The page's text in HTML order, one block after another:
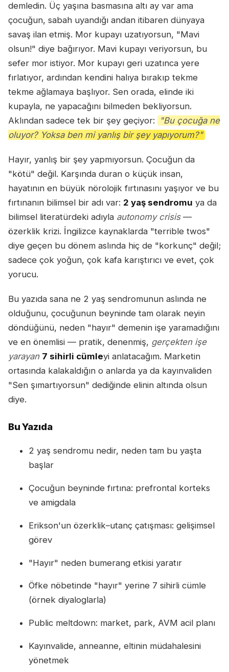
demledin. Üç yaşına basmasına altı ay var ama
çocuğun, sabah uyandığı andan itibaren dünyaya
savaş ilan etmiş. Mor kupayı uzatıyorsun, "Mavi
olsun!" diye bağırıyor. Mavi kupayı veriyorsun, bu
sefer mor istiyor. Mor kupayı geri uzatınca yere
fırlatıyor, ardından kendini halıya bırakıp tekme
tekme ağlamaya başlıyor. Sen orada, elinde iki
kupayla, ne yapacağını bilmeden bekliyorsun.
Aklından sadece tek bir şey geçiyor:
"Bu çocuğa ne
oluyor? Yoksa ben mi yanlış bir şey yapıyorum?"
Hayır, yanlış bir şey yapmıyorsun. Çocuğun da
"kötü" değil. Karşında duran o küçük insan,
hayatının en büyük nörolojik fırtınasını yaşıyor ve bu
fırtınanın bilimsel bir adı var: 2 yaş sendromu ya da
bilimsel literatürdeki adıyla autonomy crisis—
özerklik krizi. İngilizce kaynaklarda "terrible twos"
diye geçen bu dönem aslında hiç de "korkunç" değil;
sadece çok yoğun, çok kafa karıştırıcı ve evet, çok
yorucu.
Bu yazıda sana ne 2 yaş sendromunun aslında ne
olduğunu, çocuğunun beyninde tam olarak neyin
döndüğünü, neden "hayır" demenin işe yaramadığını
ve en önemlisi — pratik, denenmiş, gerçekten işe
yarayan 7 sihirli cümleyi anlatacağım. Marketin
ortasında kalakaldığın o anlarda ya da kayınvaliden
"Sen şımartıyorsun" dediğinde elinin altında olsun
diye.
Bu Yazıda
2 yaş sendromu nedir, neden tam bu yaşta
başlar
Çocuğun beyninde fırtına: prefrontal korteks
ve amigdala
Erikson'un özerklik–utanç çatışması: gelişimsel
görev
"Hayır" neden bumerang etkisi yaratır
Öfke nöbetinde "hayır" yerine 7 sihirli cümle
(örnek diyaloglarla)
Public meltdown: market, park, AVM acil planı
Kayınvalide, anneanne, eltinin müdahalesini
yönetmek